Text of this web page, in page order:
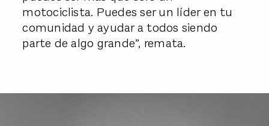
motociclista. Puedes ser un líder en tu
comunidad y ayudar a todos siendo
parte de algo grande”, remata.